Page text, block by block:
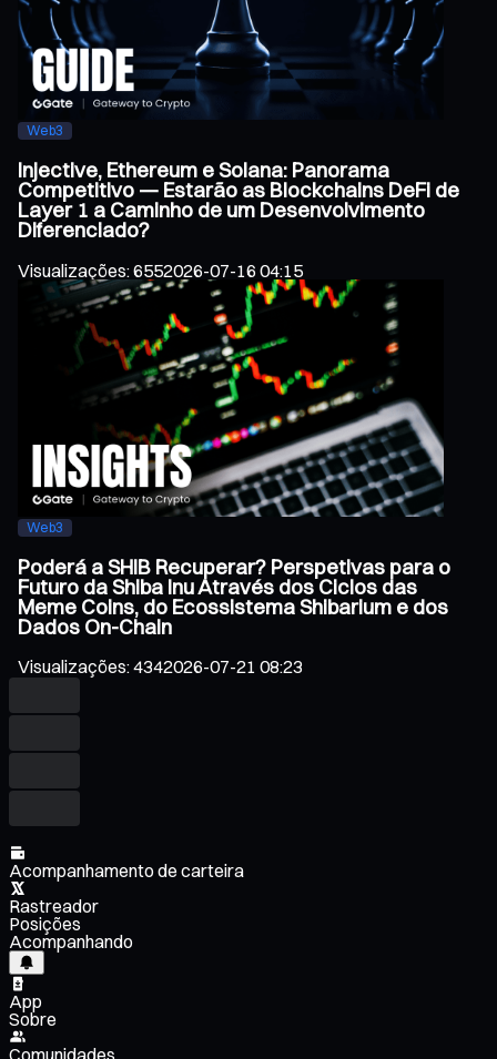
Web3
Injective, Ethereum e Solana: Panorama
Competitivo — Estarão as Blockchains DeFi de
Layer 1 a Caminho de um Desenvolvimento
Diferenciado?
Visualizações:6552026-07-16 04:15
Web3
Poderá a SHIB Recuperar? Perspetivas para o
Futuro da Shiba Inu Através dos Ciclos das
Meme Coins, do Ecossistema Shibarium e dos
Dados On-Chain
Visualizações:4342026-07-21 08:23
Acompanhamento de carteira
Rastreador
Posições
Acompanhando
App
Sobre